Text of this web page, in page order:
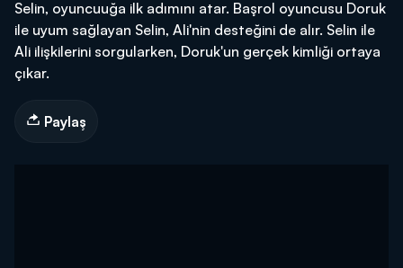
Selin, oyuncuuğa ilk adımını atar. Başrol oyuncusu Doruk
ile uyum sağlayan Selin, Ali'nin desteğini de alır. Selin ile
Ali ilişkilerini sorgularken, Doruk'un gerçek kimliği ortaya
çıkar.
Paylaş